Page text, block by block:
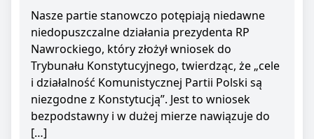
Nasze partie stanowczo potępiają niedawne
niedopuszczalne działania prezydenta RP
Nawrockiego, który złożył wniosek do
Trybunału Konstytucyjnego, twierdząc, że „cele
i działalność Komunistycznej Partii Polski są
niezgodne z Konstytucją”. Jest to wniosek
bezpodstawny i w dużej mierze nawiązuje do
[…]